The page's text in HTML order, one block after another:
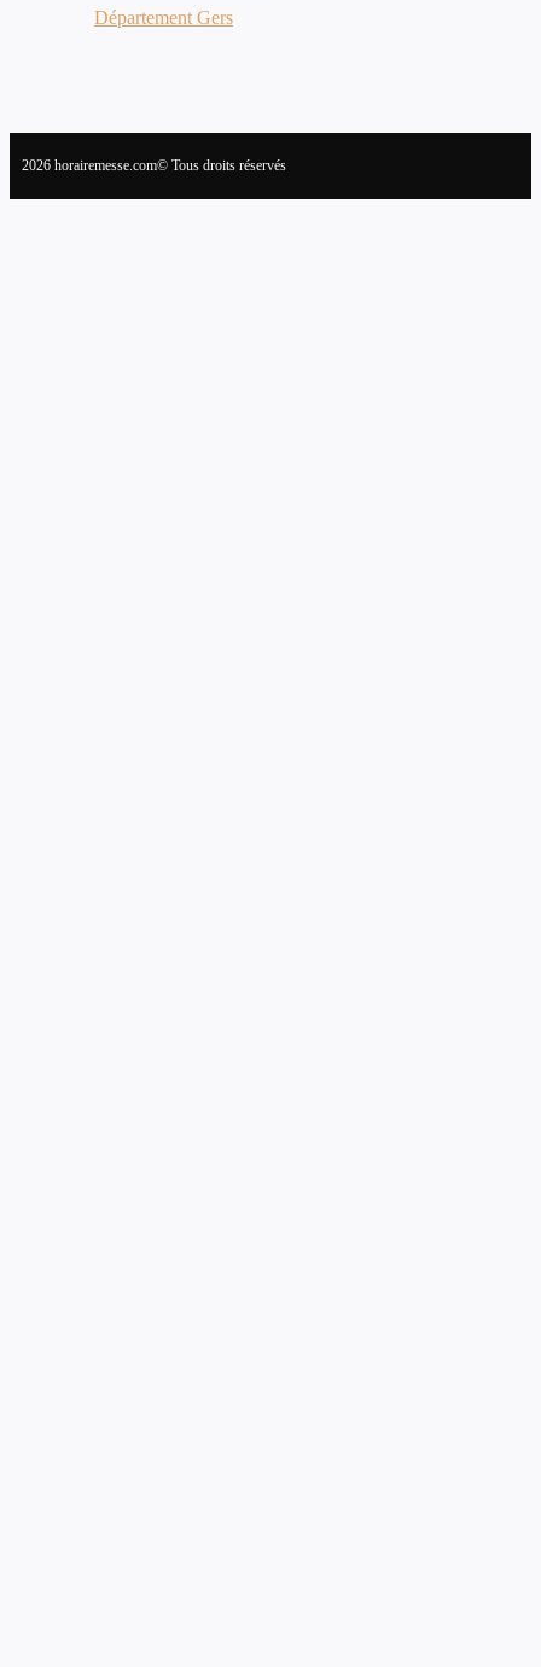
Département Gers
2026 horairemesse.com© Tous droits réservés